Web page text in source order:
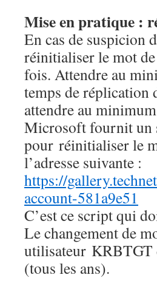
Mise en pratique :
En cas de suspicion
réinitialiser le mot
fois. Attendre au
temps de réplication
attendre au
Microsoft fournit un
pour réinitialiser le
l’adresse suivante :
https://
account-581a9e51
C’est ce script qui
Le changement de
utilisateur KRBTGT
(tous les ans).